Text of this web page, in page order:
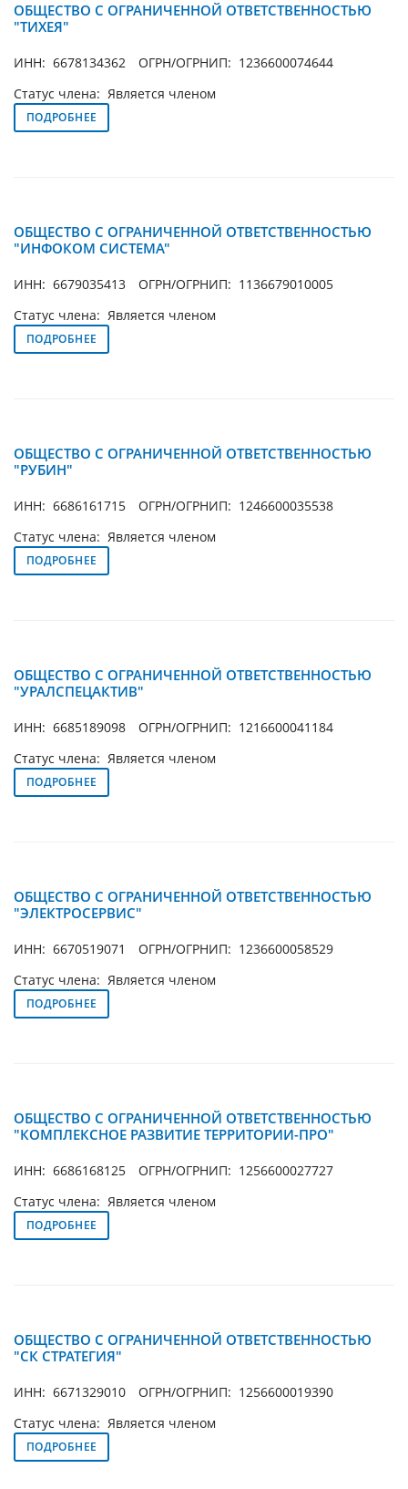
ОБЩЕСТВО С ОГРАНИЧЕННОЙ ОТВЕТСТВЕННОСТЬЮ
"ТИХЕЯ"
ИНН: 6678134362
ОГРН/ОГРНИП: 1236600074644
Статус члена: Является членом
ПОДРОБНЕЕ
ОБЩЕСТВО С ОГРАНИЧЕННОЙ ОТВЕТСТВЕННОСТЬЮ
"ИНФОКОМ СИСТЕМА"
ИНН: 6679035413
ОГРН/ОГРНИП: 1136679010005
Статус члена: Является членом
ПОДРОБНЕЕ
ОБЩЕСТВО С ОГРАНИЧЕННОЙ ОТВЕТСТВЕННОСТЬЮ
"РУБИН"
ИНН: 6686161715
ОГРН/ОГРНИП: 1246600035538
Статус члена: Является членом
ПОДРОБНЕЕ
ОБЩЕСТВО С ОГРАНИЧЕННОЙ ОТВЕТСТВЕННОСТЬЮ
"УРАЛСПЕЦАКТИВ"
ИНН: 6685189098
ОГРН/ОГРНИП: 1216600041184
Статус члена: Является членом
ПОДРОБНЕЕ
ОБЩЕСТВО С ОГРАНИЧЕННОЙ ОТВЕТСТВЕННОСТЬЮ
"ЭЛЕКТРОСЕРВИС"
ИНН: 6670519071
ОГРН/ОГРНИП: 1236600058529
Статус члена: Является членом
ПОДРОБНЕЕ
ОБЩЕСТВО С ОГРАНИЧЕННОЙ ОТВЕТСТВЕННОСТЬЮ
"КОМПЛЕКСНОЕ РАЗВИТИЕ ТЕРРИТОРИИ-ПРО"
ИНН: 6686168125
ОГРН/ОГРНИП: 1256600027727
Статус члена: Является членом
ПОДРОБНЕЕ
ОБЩЕСТВО С ОГРАНИЧЕННОЙ ОТВЕТСТВЕННОСТЬЮ
"СК СТРАТЕГИЯ"
ИНН: 6671329010
ОГРН/ОГРНИП: 1256600019390
Статус члена: Является членом
ПОДРОБНЕЕ